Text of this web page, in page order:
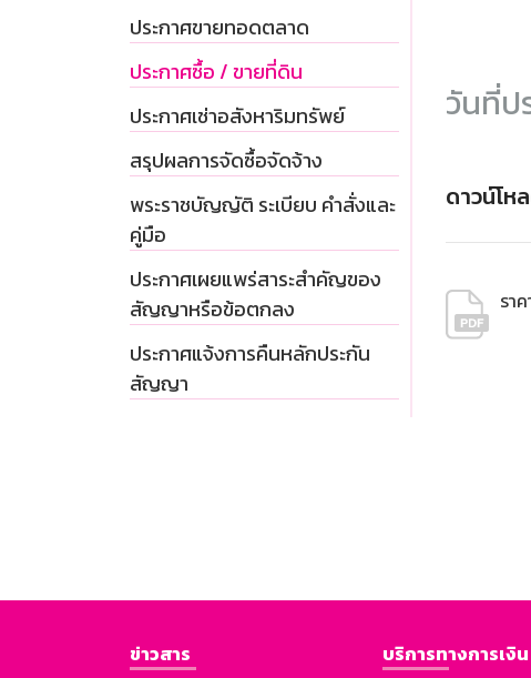
ประกาศขายทอดตลาด
ประกาศซื้อ / ขายที่ดิน
ประกาศเช่าอสังหาริมทรัพย์
สรุปผลการจัดซื้อจัดจ้าง
พระราชบัญญัติ ระเบียบ คำสั่งและ
คู่มือ
ประกาศเผยแพร่สาระสำคัญของ
สัญญาหรือข้อตกลง
ประกาศแจ้งการคืนหลักประกัน
สัญญา
วันที่ป
ดาวน์โห
รา
ข่าวสาร
บริการทางการเงิน